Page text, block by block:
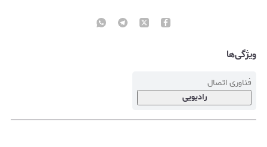
ویژگی‌ها
فناوری اتصال
رادیویی